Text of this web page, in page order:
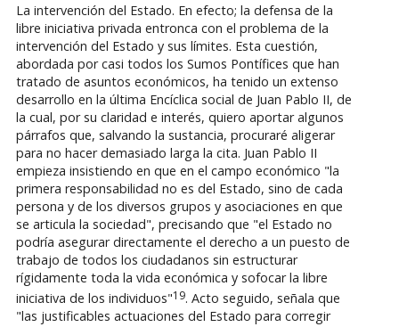
La intervención del Estado. En efecto; la defensa de la
libre iniciativa privada entronca con el problema de la
intervención del Estado y sus límites. Esta cuestión,
abordada por casi todos los Sumos Pontífices que han
tratado de asuntos económicos, ha tenido un extenso
desarrollo en la última Encíclica social de Juan Pablo II, de
la cual, por su claridad e interés, quiero aportar algunos
párrafos que, salvando la sustancia, procuraré aligerar
para no hacer demasiado larga la cita. Juan Pablo II
empieza insistiendo en que en el campo económico "la
primera responsabilidad no es del Estado, sino de cada
persona y de los diversos grupos y asociaciones en que
se articula la sociedad", precisando que "el Estado no
podría asegurar directamente el derecho a un puesto de
trabajo de todos los ciudadanos sin estructurar
rígidamente toda la vida económica y sofocar la libre
iniciativa de los individuos"19. Acto seguido, señala que
"las justificables actuaciones del Estado para corregir